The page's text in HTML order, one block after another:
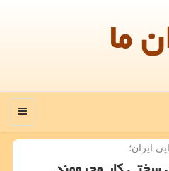
ما
منو
ایران؛